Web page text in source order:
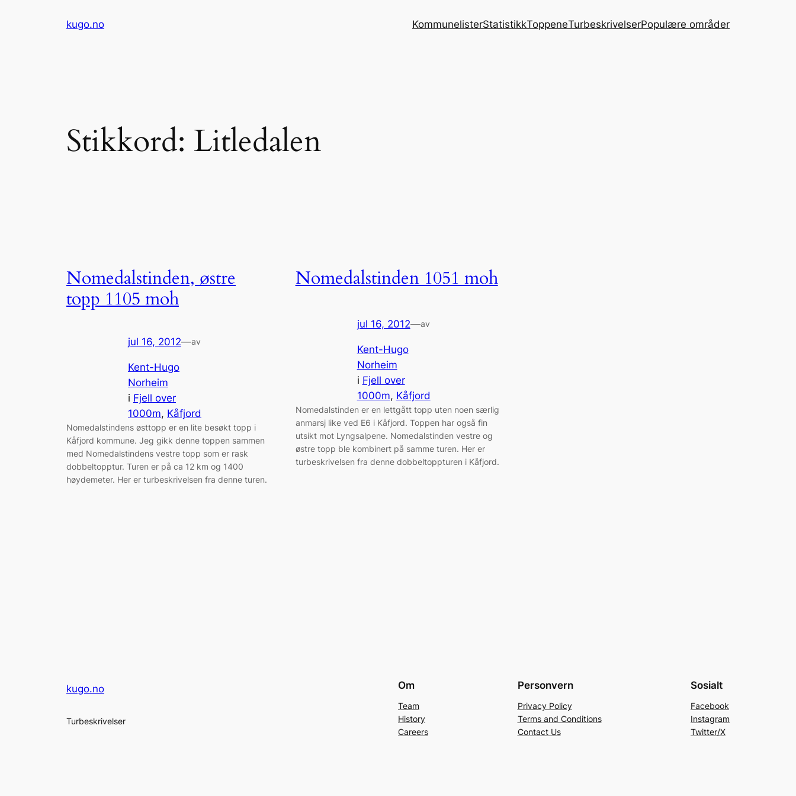
kugo.no KommunelisterStatistikkToppeneTurbeskrivelserPopulære områder
Stikkord: Litledalen
Nomedalstinden, østre
topp 1105 moh
jul 16, 2012—av
Kent-Hugo
Norheim
i Fjell over
1000m, Kåfjord
Nomedalstindens østtopp er en lite besøkt topp i
Kåfjord kommune. Jeg gikk denne toppen sammen
med Nomedalstindens vestre topp som er rask
dobbeltopptur. Turen er på ca 12 km og 1400
høydemeter. Her er turbeskrivelsen fra denne turen.
Nomedalstinden 1051 moh
jul 16, 2012—av
Kent-Hugo
Norheim
i Fjell over
1000m, Kåfjord
Nomedalstinden er en lettgått topp uten noen særlig
anmarsj like ved E6 i Kåfjord. Toppen har også fin
utsikt mot Lyngsalpene. Nomedalstinden vestre og
østre topp ble kombinert på samme turen. Her er
turbeskrivelsen fra denne dobbeltoppturen i Kåfjord.
kugo.no
Turbeskrivelser
Om
Team
History
Careers
Personvern
Privacy Policy
Terms and Conditions
Contact Us
Sosialt
Facebook
Instagram
Twitter/X